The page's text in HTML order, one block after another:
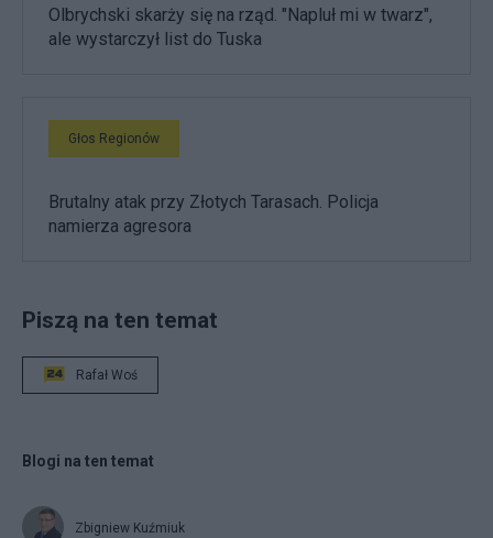
Olbrychski skarży się na rząd. "Napluł mi w twarz",
ale wystarczył list do Tuska
Głos Regionów
Brutalny atak przy Złotych Tarasach. Policja
namierza agresora
Piszą na ten temat
Rafał Woś
Blogi na ten temat
Zbigniew Kuźmiuk